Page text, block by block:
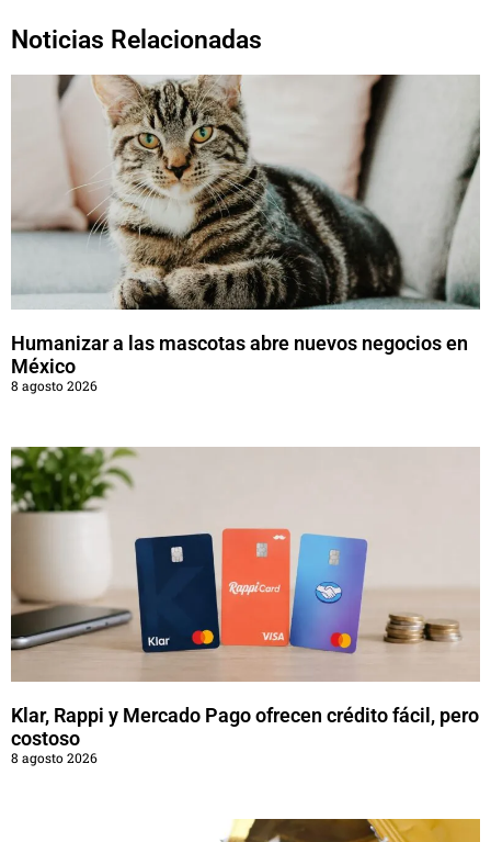
Noticias Relacionadas
Humanizar a las mascotas abre nuevos negocios en
México
8 agosto 2026
Klar, Rappi y Mercado Pago ofrecen crédito fácil, pero
costoso
8 agosto 2026